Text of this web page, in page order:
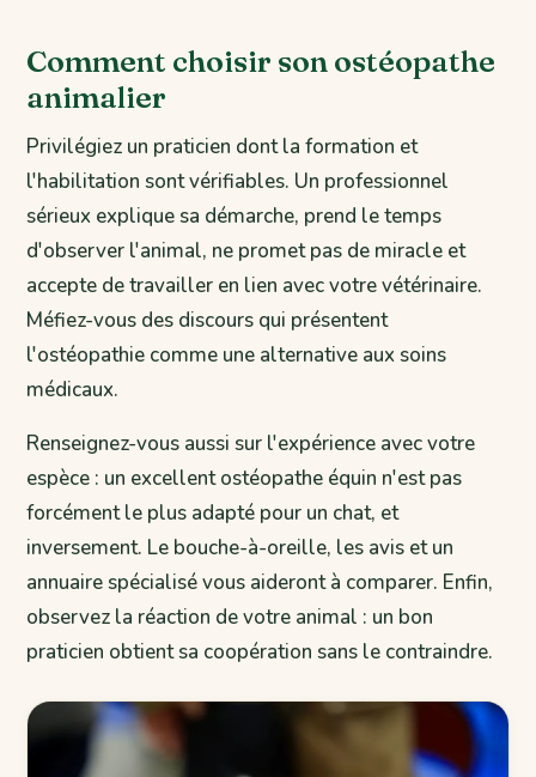
Comment choisir son ostéopathe
animalier
Privilégiez un praticien dont la formation et
l'habilitation sont vérifiables. Un professionnel
sérieux explique sa démarche, prend le temps
d'observer l'animal, ne promet pas de miracle et
accepte de travailler en lien avec votre vétérinaire.
Méfiez-vous des discours qui présentent
l'ostéopathie comme une alternative aux soins
médicaux.
Renseignez-vous aussi sur l'expérience avec votre
espèce : un excellent ostéopathe équin n'est pas
forcément le plus adapté pour un chat, et
inversement. Le bouche-à-oreille, les avis et un
annuaire spécialisé vous aideront à comparer. Enfin,
observez la réaction de votre animal : un bon
praticien obtient sa coopération sans le contraindre.